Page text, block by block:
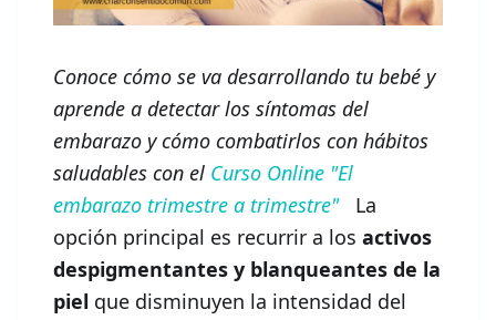
Conoce cómo se va desarrollando tu bebé y
aprende a detectar los síntomas del
embarazo y cómo combatirlos con hábitos
saludables con el Curso Online "El
embarazo trimestre a trimestre"La
opción principal es recurrir a los activos
despigmentantes y blanqueantes de la
piel que disminuyen la intensidad del